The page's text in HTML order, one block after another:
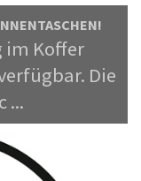
im Koffer
Die
...